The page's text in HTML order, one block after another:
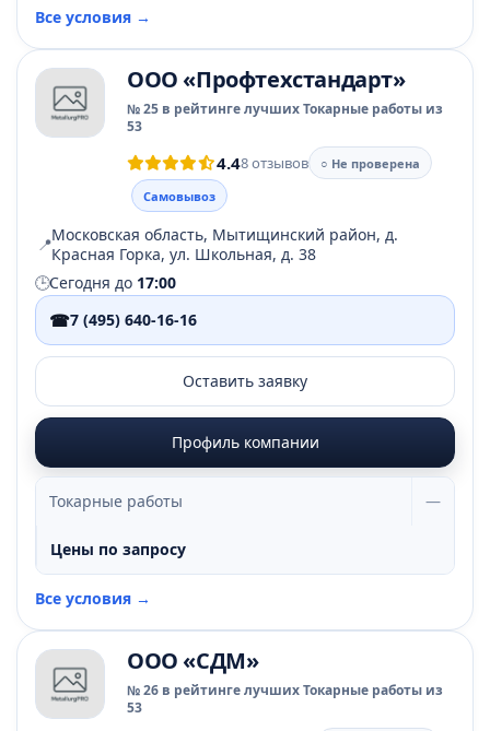
Все условия →
ООО «Профтехстандарт»
№ 25 в рейтинге лучших Токарные работы из
53
4.48 отзывов
○ Не проверена
Самовывоз
📍Московская область, Мытищинский район, д.
Красная Горка, ул. Школьная, д. 38
🕒Сегодня до 17:00
☎7 (495) 640-16-16
Оставить заявку
Профиль компании
Токарные работы —
Цены по запросу
Все условия →
ООО «СДМ»
№ 26 в рейтинге лучших Токарные работы из
53